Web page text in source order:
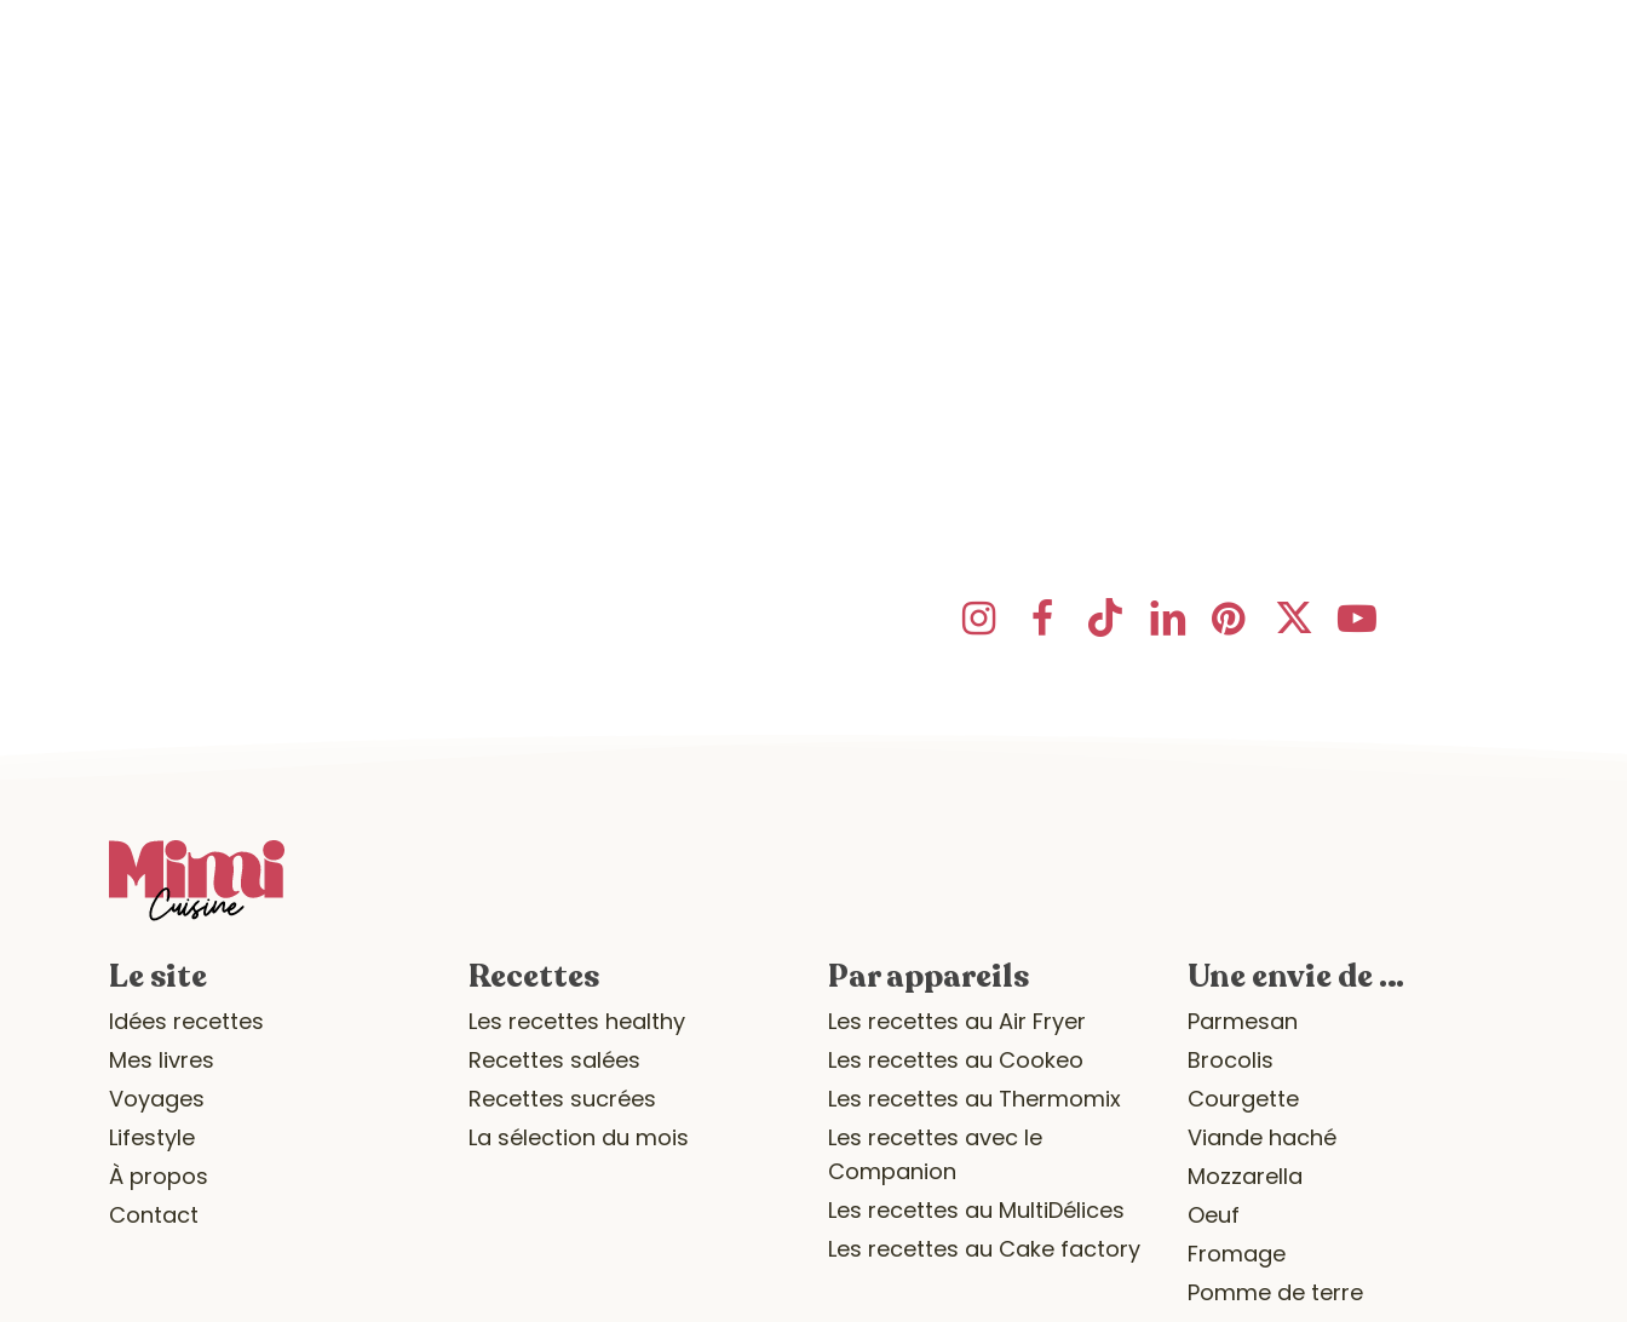
Le site
Idées recettes
Mes livres
Voyages
Lifestyle
À propos
Contact
Recettes
Les recettes healthy
Recettes salées
Recettes sucrées
La sélection du mois
Par appareils
Les recettes au Air Fryer
Les recettes au Cookeo
Les recettes au Thermomix
Les recettes avec le
Companion
Les recettes au MultiDélices
Les recettes au Cake factory
Une envie de …
Parmesan
Brocolis
Courgette
Viande haché
Mozzarella
Oeuf
Fromage
Pomme de terre